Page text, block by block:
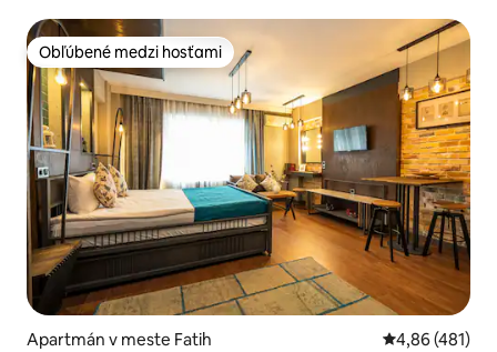
Obľúbené medzi hosťami
Obľúbené medzi hosťami
Apartmán v meste Fatih Priemerné
4,86 (481)